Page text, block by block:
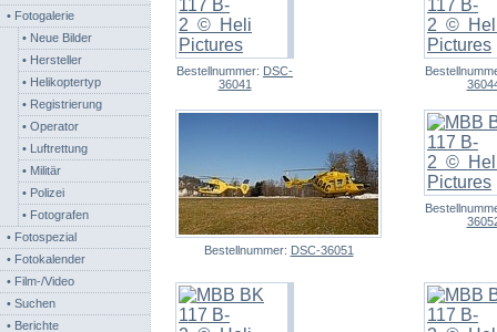
• Fotogalerie
• Neue Bilder
• Hersteller
• Helikoptertyp
• Registrierung
• Operator
• Luftrettung
• Militär
• Polizei
• Fotografen
• Fotospezial
• Fotokalender
• Film-/Video
• Suchen
• Berichte
Bestellnummer: DSC-
36041
Bestellnummer: DSC-36051